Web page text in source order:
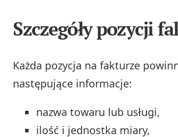
Szczegóły pozycji
Każda pozycja na fakturze
następujące informacje:
nazwa towaru lub usługi,
ilość i jednostka miary,